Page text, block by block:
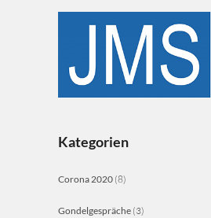
Kategorien
Corona 2020 (8)
Gondelgespräche (3)